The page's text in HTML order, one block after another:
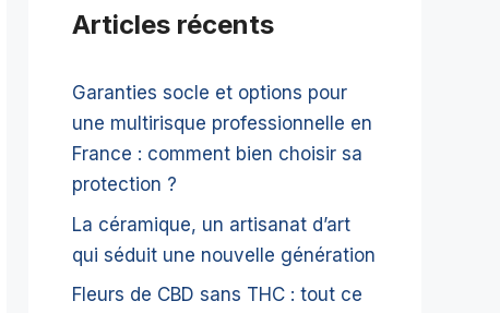
Articles récents
Garanties socle et options pour
une multirisque professionnelle en
France : comment bien choisir sa
protection ?
La céramique, un artisanat d’art
qui séduit une nouvelle génération
Fleurs de CBD sans THC : tout ce